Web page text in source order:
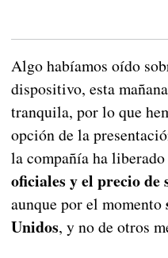
Algo habíamos oído
dispositivo, esta
tranquila, por lo que
opción de la
la compañía ha liberado
oficiales y el precio de
aunque por el momento
Unidos, y no de otros